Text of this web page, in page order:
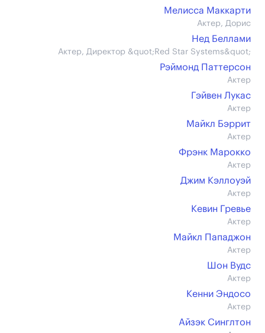
Мелисса Маккарти
Актер, Дорис
Нед Беллами
Актер, Директор &quot;Red Star Systems&quot;
Рэймонд Паттерсон
Актер
Гэйвен Лукас
Актер
Майкл Бэррит
Актер
Фрэнк Марокко
Актер
Джим Кэллоуэй
Актер
Кевин Гревье
Актер
Майкл Пападжон
Актер
Шон Вудс
Актер
Кенни Эндосо
Актер
Айзэк Синглтон